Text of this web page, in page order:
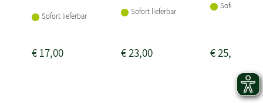
Sofort lieferbar
€17,00
Sofort lieferbar
€23,00
Sofort
€25,00